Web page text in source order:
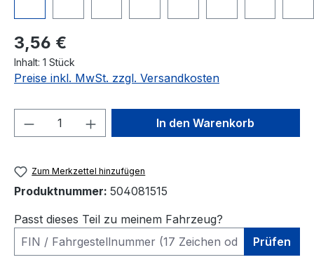
Regulärer Preis:
3,56 €
Inhalt: 1 Stück
Preise inkl. MwSt. zzgl. Versandkosten
Produkt Anzahl: Gib denIn den Warenkorb
Zum Merkzettel hinzufügen
Produktnummer: 504081515
Passt dieses Teil zu meinem Fahrzeug?
Prüfen